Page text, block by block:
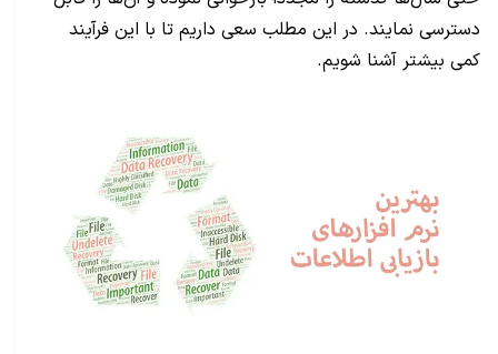
دسترسی نمایند. در این مطلب سعی داریم تا با این فرآیند
کمی بیشتر آشنا شویم.